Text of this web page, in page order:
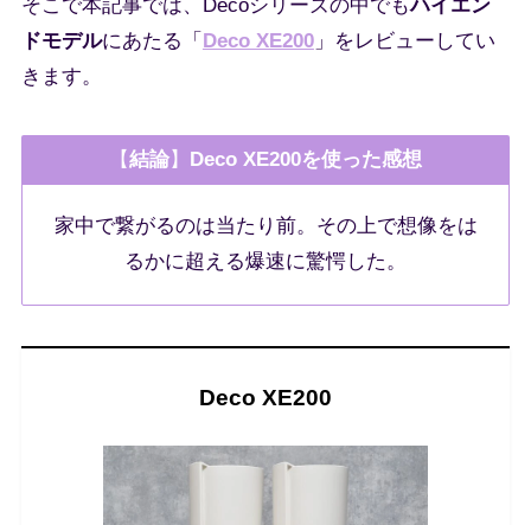
そこで本記事では、Decoシリーズの中でもハイエン
ドモデルにあたる「 Deco XE200」をレビューしてい
きます。
【結論】 Deco XE200を使った感想
家中で繋がるのは当たり前。その上で想像をは
るかに超える爆速に驚愕した。
Deco XE200